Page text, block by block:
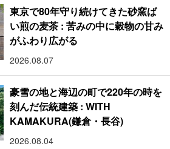
東京で80年守り続けてきた砂窯ば
い煎の麦茶 : 苦みの中に穀物の甘み
がふわり広がる
2026.08.07
豪雪の地と海辺の町で220年の時を
刻んだ伝統建築 : WITH
KAMAKURA(鎌倉・長谷)
2026.08.04